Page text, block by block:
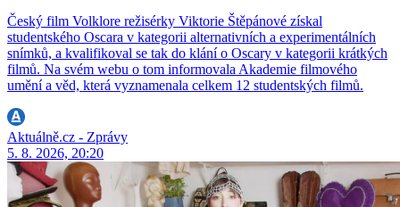
Český film Volklore režisérky Viktorie Štěpánové získal
studentského Oscara v kategorii alternativních a experimentálních
snímků, a kvalifikoval se tak do klání o Oscary v kategorii krátkých
filmů. Na svém webu o tom informovala Akademie filmového
umění a věd, která vyznamenala celkem 12 studentských filmů.
Aktuálně.cz - Zprávy
5. 8. 2026, 20:20